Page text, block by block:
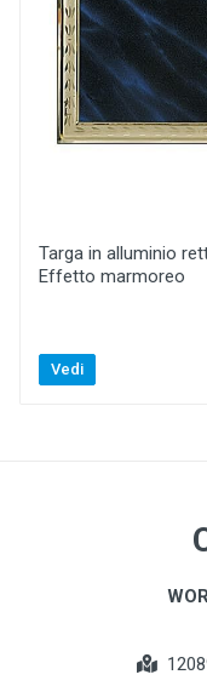
Targa in alluminio
Effetto marmoreo
Vedi